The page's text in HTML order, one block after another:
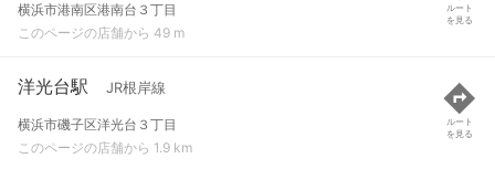
横浜市港南区港南台３丁目
このページの店舗から 49 m
ルート
を見る
洋光台駅 JR根岸線
横浜市磯子区洋光台３丁目
このページの店舗から 1.9 km
ルート
を見る